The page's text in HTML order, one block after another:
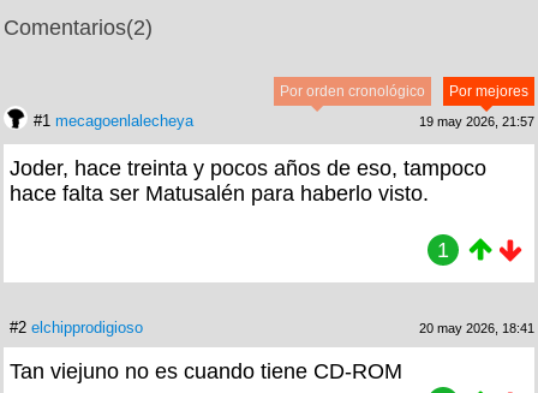
Comentarios(2)
Por mejores
Por orden cronológico
#1 mecagoenlalecheya 19 may 2026, 21:57
Joder, hace treinta y pocos años de eso, tampoco
hace falta ser Matusalén para haberlo visto.
1
#2 elchipprodigioso 20 may 2026, 18:41
Tan viejuno no es cuando tiene CD-ROM